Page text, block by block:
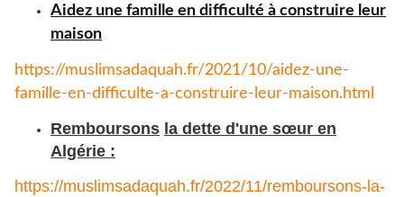
Aidez une famille en difficulté à construire leur
maison
https://muslimsadaquah.fr/2021/10/aidez-une-
famille-en-difficulte-a-construire-leur-maison.html
Remboursons la dette d'une sœur en
Algérie :
https://muslimsadaquah.fr/2022/11/remboursons-la-